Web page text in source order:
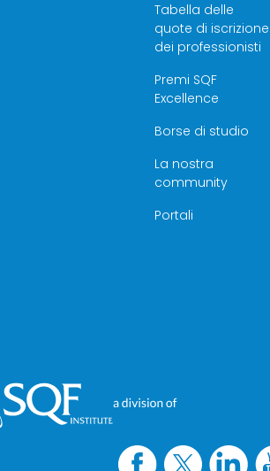
Tabella delle
quote di iscrizione
dei professionisti
Premi SQF
Excellence
Borse di studio
La nostra
community
Portali